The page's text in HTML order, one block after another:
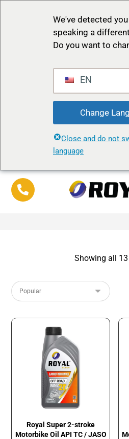
We've detected
speaking a
Do you want to
EN
Change
Close and do not
language
Showing all
Royal Super 2-stroke
Motorbike Oil API TC / JASO